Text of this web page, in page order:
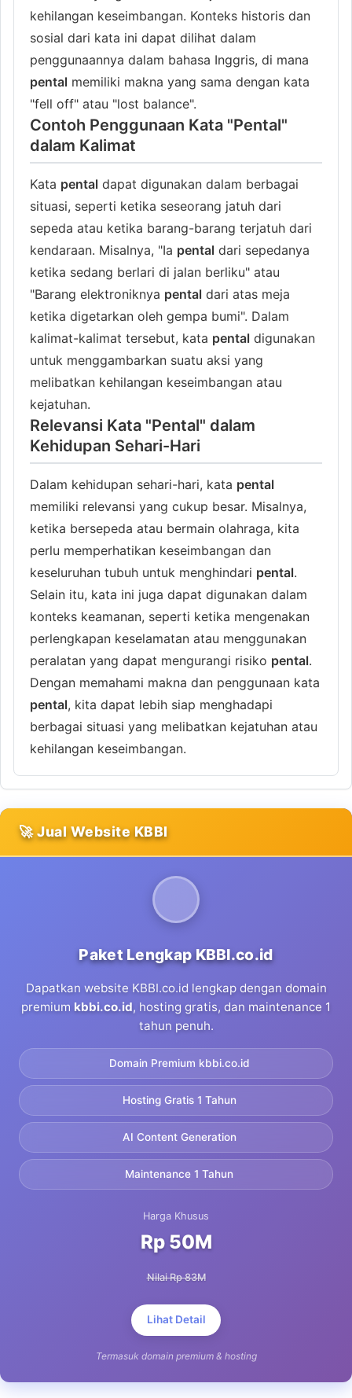
kehilangan keseimbangan. Konteks historis dan
sosial dari kata ini dapat dilihat dalam
penggunaannya dalam bahasa Inggris, di mana
pental memiliki makna yang sama dengan kata
"fell off" atau "lost balance".
Contoh Penggunaan Kata "Pental"
dalam Kalimat
Kata pental dapat digunakan dalam berbagai
situasi, seperti ketika seseorang jatuh dari
sepeda atau ketika barang-barang terjatuh dari
kendaraan. Misalnya, "Ia pental dari sepedanya
ketika sedang berlari di jalan berliku" atau
"Barang elektroniknya pental dari atas meja
ketika digetarkan oleh gempa bumi". Dalam
kalimat-kalimat tersebut, kata pental digunakan
untuk menggambarkan suatu aksi yang
melibatkan kehilangan keseimbangan atau
kejatuhan.
Relevansi Kata "Pental" dalam
Kehidupan Sehari-Hari
Dalam kehidupan sehari-hari, kata pental
memiliki relevansi yang cukup besar. Misalnya,
ketika bersepeda atau bermain olahraga, kita
perlu memperhatikan keseimbangan dan
keseluruhan tubuh untuk menghindari pental.
Selain itu, kata ini juga dapat digunakan dalam
konteks keamanan, seperti ketika mengenakan
perlengkapan keselamatan atau menggunakan
peralatan yang dapat mengurangi risiko pental.
Dengan memahami makna dan penggunaan kata
pental, kita dapat lebih siap menghadapi
berbagai situasi yang melibatkan kejatuhan atau
kehilangan keseimbangan.
🚀 Jual Website KBBI
Paket Lengkap KBBI.co.id
Dapatkan website KBBI.co.id lengkap dengan domain
premium kbbi.co.id, hosting gratis, dan maintenance 1
tahun penuh.
Domain Premium kbbi.co.id
Hosting Gratis 1 Tahun
AI Content Generation
Maintenance 1 Tahun
Harga Khusus
Rp 50M
Nilai Rp 83M
Lihat Detail
Termasuk domain premium & hosting